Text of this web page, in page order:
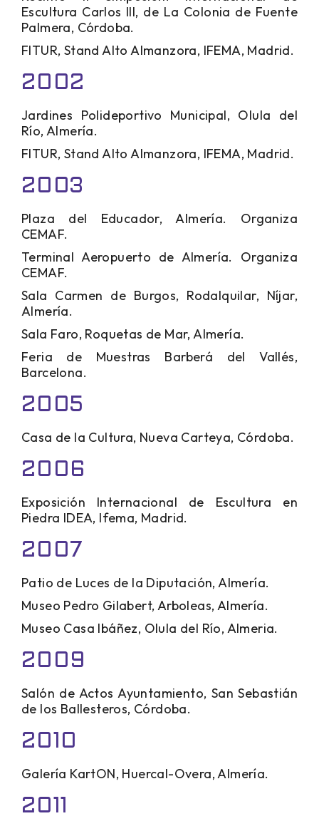
Escultura Carlos III, de La Colonia de Fuente
Palmera, Córdoba.
FITUR, Stand Alto Almanzora, IFEMA, Madrid.
2002
Jardines Polideportivo Municipal, Olula del
Río, Almería.
FITUR, Stand Alto Almanzora, IFEMA, Madrid.
2003
Plaza del Educador, Almería. Organiza
CEMAF.
Terminal Aeropuerto de Almería. Organiza
CEMAF.
Sala Carmen de Burgos, Rodalquilar, Níjar,
Almería.
Sala Faro, Roquetas de Mar, Almería.
Feria de Muestras Barberá del Vallés,
Barcelona.
2005
Casa de la Cultura, Nueva Carteya, Córdoba.
2006
Exposición Internacional de Escultura en
Piedra IDEA, Ifema, Madrid.
2007
Patio de Luces de la Diputación, Almería.
Museo Pedro Gilabert, Arboleas, Almería.
Museo Casa Ibáñez, Olula del Río, Almeria.
2009
Salón de Actos Ayuntamiento, San Sebastián
de los Ballesteros, Córdoba.
2010
Galería KartON, Huercal-Overa, Almería.
2011